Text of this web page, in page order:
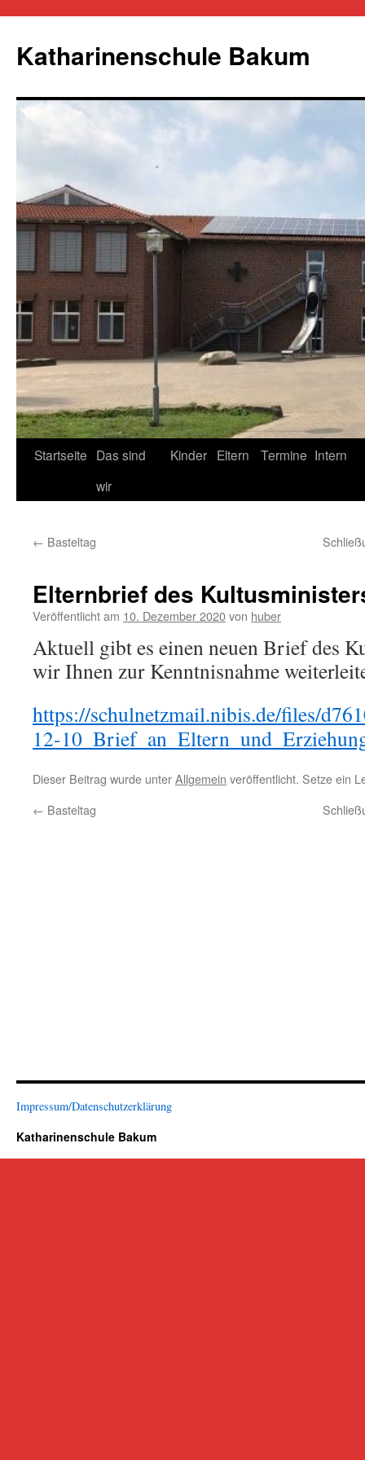
springen
Katharinenschule Bakum
Startseite Das sind
wir
Kinder Eltern Termine Intern
← Basteltag
Elternbrief des
Veröffentlicht am 10. Dezember 2020von huber
Aktuell gibt es einen neuen Brief des
wir Ihnen zur Kenntnisnahme
https://schulnetzmail.nibis.de/files/
12-
Dieser Beitrag wurde unterAllgemein veröffentlicht. Setze ein
← Basteltag
Impressum/Datenschutzerklärung
Katharinenschule Bakum